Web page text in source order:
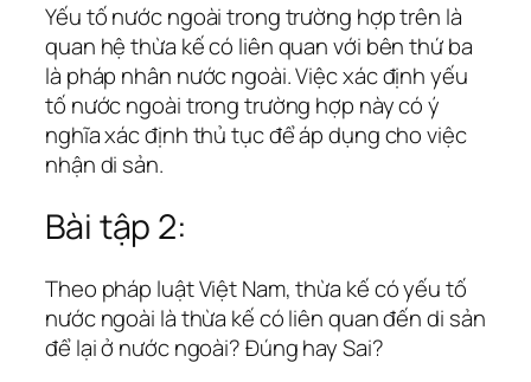
Yếu tố nước ngoài trong trường hợp trên là
quan hệ thừa kế có liên quan với bên thứ ba
là pháp nhân nước ngoài. Việc xác định yếu
tố nước ngoài trong trường hợp này có ý
nghĩa xác định thủ tục để áp dụng cho việc
nhận di sản.
Bài tập 2:
Theo pháp luật Việt Nam, thừa kế có yếu tố
nước ngoài là thừa kế có liên quan đến di sản
để lại ở nước ngoài? Đúng hay Sai?